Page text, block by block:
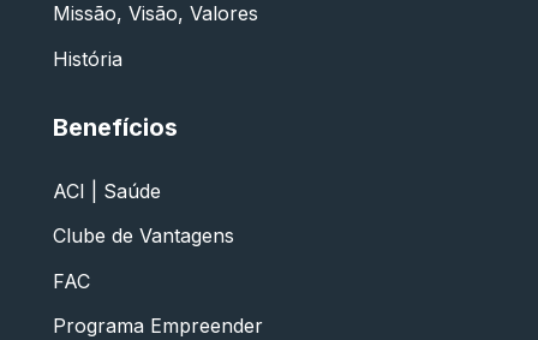
Missão, Visão, Valores
História
Benefícios
ACI | Saúde
Clube de Vantagens
FAC
Programa Empreender